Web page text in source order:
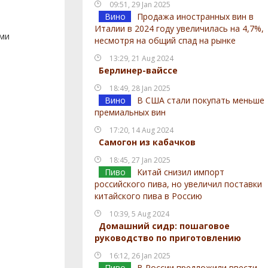
09:51, 29 Jan 2025
Вино
Продажа иностранных вин в
Италии в 2024 году увеличилась на 4,7%,
несмотря на общий спад на рынке
13:29, 21 Aug 2024
Берлинер-вайссе
18:49, 28 Jan 2025
Вино
В США стали покупать меньше
премиальных вин
17:20, 14 Aug 2024
Самогон из кабачков
18:45, 27 Jan 2025
Пиво
Китай снизил импорт
российского пива, но увеличил поставки
китайского пива в Россию
10:39, 5 Aug 2024
Домашний сидр: пошаговое
руководство по приготовлению
16:12, 26 Jan 2025